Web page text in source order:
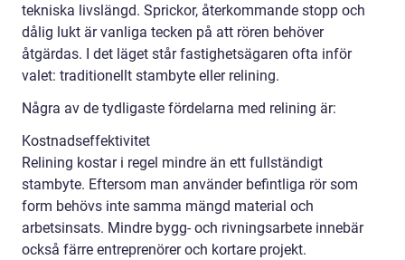
tekniska livslängd. Sprickor, återkommande stopp och
dålig lukt är vanliga tecken på att rören behöver
åtgärdas. I det läget står fastighetsägaren ofta inför
valet: traditionellt stambyte eller relining.
Några av de tydligaste fördelarna med relining är:
Kostnadseffektivitet
Relining kostar i regel mindre än ett fullständigt
stambyte. Eftersom man använder befintliga rör som
form behövs inte samma mängd material och
arbetsinsats. Mindre bygg- och rivningsarbete innebär
också färre entreprenörer och kortare projekt.